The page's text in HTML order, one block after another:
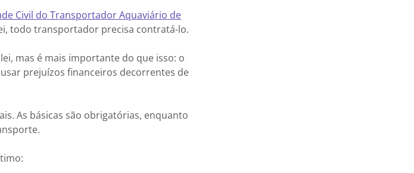
Civil do Transportador Aquaviário de
todo transportador precisa contratá-lo.
mas é mais importante do que isso: o
prejuízos financeiros decorrentes de
As básicas são obrigatórias, enquanto